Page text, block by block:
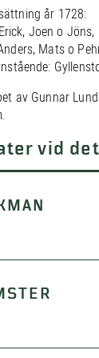
år 1728:
Joen o
Mats o
av Gunnar
vid